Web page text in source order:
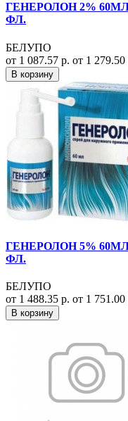
ГЕНЕРОЛОН 2%
ФЛ.
БЕЛУПО
от 1 087.57 р. от 1 279.50
В корзину
ГЕНЕРОЛОН 5%
ФЛ.
БЕЛУПО
от 1 488.35 р. от 1 751.00
В корзину